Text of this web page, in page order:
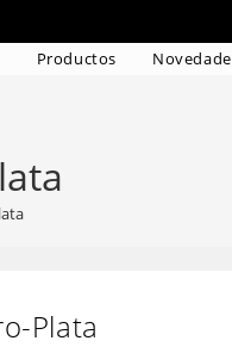
Productos
Plata